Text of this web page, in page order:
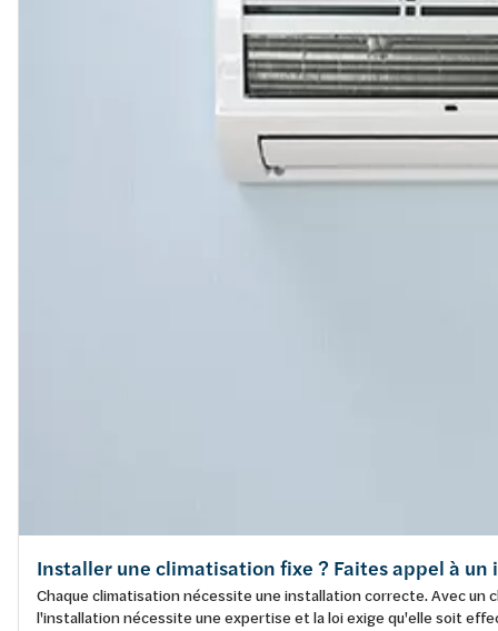
Installer une climatisation fixe ? Faites appel à
Chaque climatisation nécessite une installation correcte. Avec
l'installation nécessite une expertise et la loi exige qu'elle soit